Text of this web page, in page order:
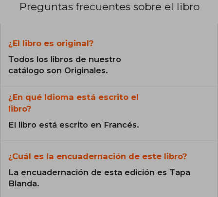
Preguntas frecuentes sobre el libro
¿El libro es original?
Todos los libros de nuestro
catálogo son Originales.
¿En qué Idioma está escrito el
libro?
El libro está escrito en Francés.
¿Cuál es la encuadernación de este libro?
La encuadernación de esta edición es Tapa
Blanda.